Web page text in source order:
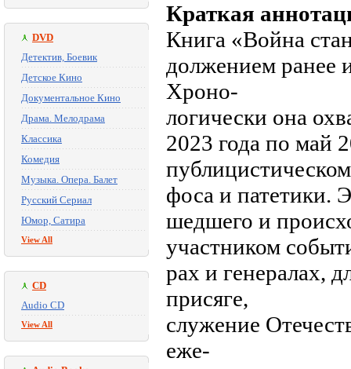
DVD
Детектив, Боевик
Детское Кино
Документальное Кино
Драма. Мелодрама
Классика
Комедия
Музыка. Опера. Балет
Русский Сериал
Юмор, Сатира
View All
CD
Audio CD
View All
Краткая
Книга «Война
должением ранее
Хроно-
логически она
2023 года по май
фоса и патетики.
шедшего и
участником
рах и генералах,
присяге,
служение
еже-